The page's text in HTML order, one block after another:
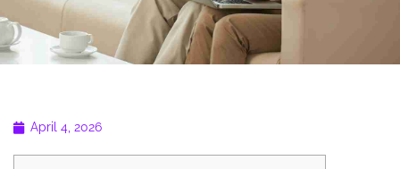
April 4, 2026